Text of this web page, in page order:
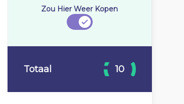
Zou Hier Weer Kopen
Totaal 10